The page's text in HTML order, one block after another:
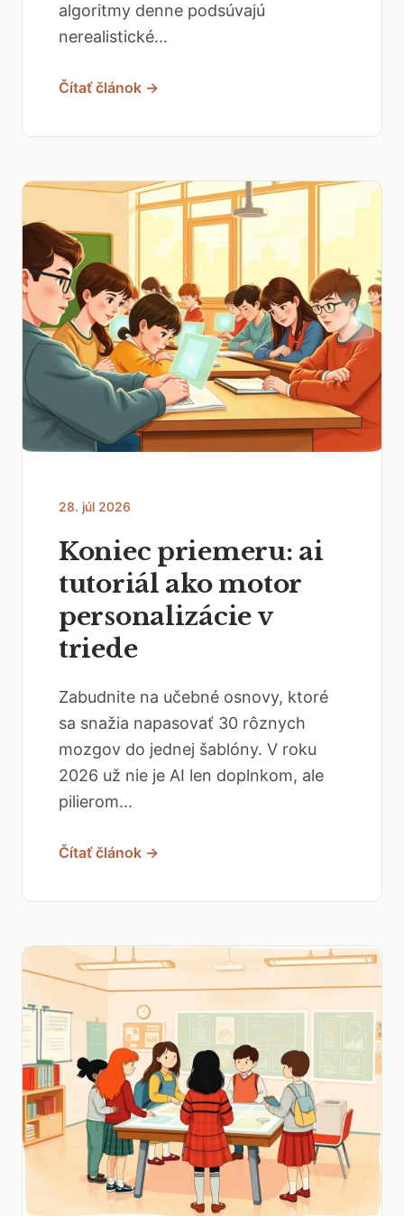
algoritmy denne podsúvajú
nerealistické...
Čítať článok →
28. júl 2026
Koniec priemeru: ai
tutoriál ako motor
personalizácie v
triede
Zabudnite na učebné osnovy, ktoré
sa snažia napasovať 30 rôznych
mozgov do jednej šablóny. V roku
2026 už nie je AI len doplnkom, ale
pilierom...
Čítať článok →